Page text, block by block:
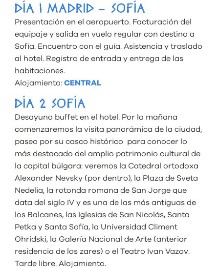
DÍA 1 MADRID – SOFÍA
Presentación en el aeropuerto. Facturación del
equipaje y salida en vuelo regular con destino a
Sofía. Encuentro con el guía. Asistencia y traslado
al hotel. Registro de entrada y entrega de las
habitaciones.
Alojamiento: CENTRAL
DÍA 2 SOFÍA
Desayuno buffet en el hotel. Por la mañana
comenzaremos la visita panorámica de la ciudad,
paseo por su casco histórico para conocer lo
más destacado del amplio patrimonio cultural de
la capital búlgara: veremos la Catedral ortodoxa
Alexander Nevsky (por dentro), la Plaza de Sveta
Nedelia, la rotonda romana de San Jorge que
data del siglo IV y es una de las más antiguas de
los Balcanes, las Iglesias de San Nicolás, Santa
Petka y Santa Sofía, la Universidad Climent
Ohridski, la Galería Nacional de Arte (anterior
residencia de los zares) o el Teatro Ivan Vazov.
Tarde libre. Alojamiento.